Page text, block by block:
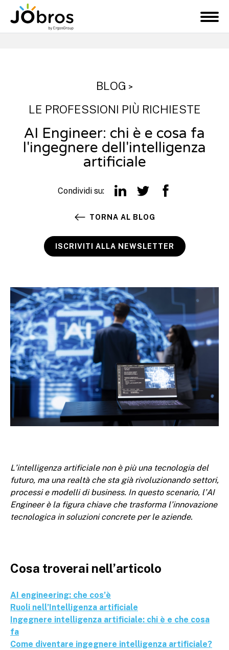
M
e
BLOG >
LE PROFESSIONI PIÙ RICHIESTE
AI Engineer: chi è e cosa fa
l'ingegnere dell'intelligenza
artificiale
Condividi su:
TORNA AL BLOG
ISCRIVITI ALLA NEWSLETTER
L’intelligenza artificiale non è più una tecnologia del
futuro, ma una realtà che sta già rivoluzionando settori,
processi e modelli di business. In questo scenario, l’AI
Engineer è la figura chiave che trasforma l’innovazione
tecnologica in soluzioni concrete per le aziende.
Cosa troverai nell’articolo
AI engineering: che cos’è
Ruoli nell’Intelligenza artificiale
Ingegnere intelligenza artificiale: chi è e che cosa
fa
Come diventare ingegnere intelligenza artificiale?